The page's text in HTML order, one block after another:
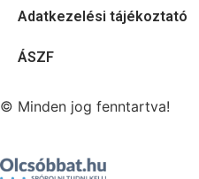
Adatkezelési tájékoztató
ÁSZF
© Minden jog fenntartva!